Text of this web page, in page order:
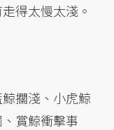
得太慢太淺。
擱淺、小虎鯨
賞鯨衝擊事